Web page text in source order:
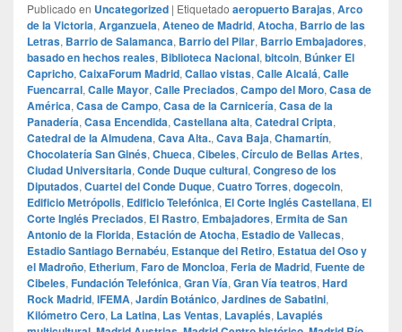
Publicado en Uncategorized | Etiquetado aeropuerto Barajas, Arco
de la Victoria, Arganzuela, Ateneo de Madrid, Atocha, Barrio de las
Letras, Barrio de Salamanca, Barrio del Pilar, Barrio Embajadores,
basado en hechos reales, Biblioteca Nacional, bitcoin, Búnker El
Capricho, CaixaForum Madrid, Callao vistas, Calle Alcalá, Calle
Fuencarral, Calle Mayor, Calle Preciados, Campo del Moro, Casa de
América, Casa de Campo, Casa de la Carnicería, Casa de la
Panadería, Casa Encendida, Castellana alta, Catedral Cripta,
Catedral de la Almudena, Cava Alta., Cava Baja, Chamartín,
Chocolatería San Ginés, Chueca, Cibeles, Círculo de Bellas Artes,
Ciudad Universitaria, Conde Duque cultural, Congreso de los
Diputados, Cuartel del Conde Duque, Cuatro Torres, dogecoin,
Edificio Metrópolis, Edificio Telefónica, El Corte Inglés Castellana, El
Corte Inglés Preciados, El Rastro, Embajadores, Ermita de San
Antonio de la Florida, Estación de Atocha, Estadio de Vallecas,
Estadio Santiago Bernabéu, Estanque del Retiro, Estatua del Oso y
el Madroño, Etherium, Faro de Moncloa, Feria de Madrid, Fuente de
Cibeles, Fundación Telefónica, Gran Vía, Gran Vía teatros, Hard
Rock Madrid, IFEMA, Jardín Botánico, Jardines de Sabatini,
Kilómetro Cero, La Latina, Las Ventas, Lavapiés, Lavapiés